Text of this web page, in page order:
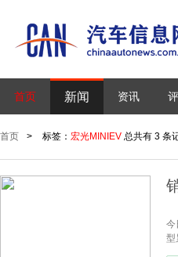
首页 新闻 资讯
首页 > 标签： 宏光MINIEV 总共有 3 条
今
型